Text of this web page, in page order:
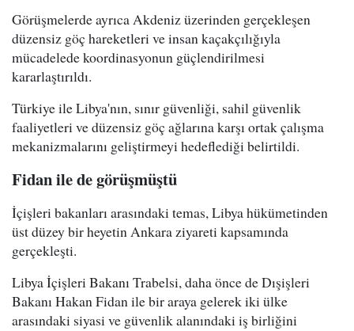
Görüşmelerde ayrıca Akdeniz üzerinden gerçekleşen
düzensiz göç hareketleri ve insan kaçakçılığıyla
mücadelede koordinasyonun güçlendirilmesi
kararlaştırıldı.
Türkiye ile Libya'nın, sınır güvenliği, sahil güvenlik
faaliyetleri ve düzensiz göç ağlarına karşı ortak çalışma
mekanizmalarını geliştirmeyi hedeflediği belirtildi.
Fidan ile de görüşmüştü
İçişleri bakanları arasındaki temas, Libya hükümetinden
üst düzey bir heyetin Ankara ziyareti kapsamında
gerçekleşti.
Libya İçişleri Bakanı Trabelsi, daha önce de Dışişleri
Bakanı Hakan Fidan ile bir araya gelerek iki ülke
arasındaki siyasi ve güvenlik alanındaki iş birliğini